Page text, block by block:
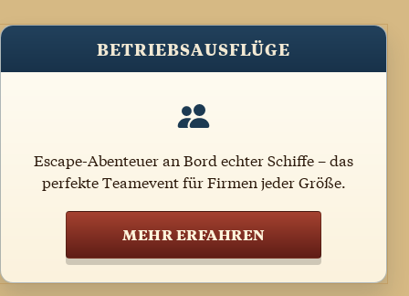
BETRIEBSAUSFLÜGE
Escape-Abenteuer an Bord echter Schiffe – das
perfekte Teamevent für Firmen jeder Größe.
MEHR ERFAHREN